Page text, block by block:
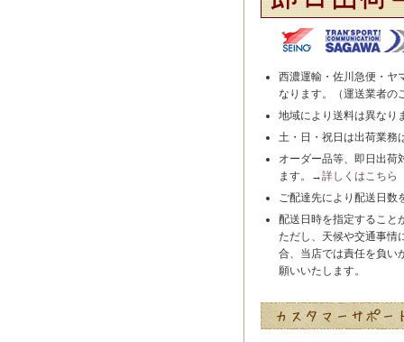
西濃運輸・佐川急便・ヤ
なります。（運送業者の
地域により送料は異なり
土・日・祝日は出荷業務
オーダー品等、即日出荷
ます。→詳しくはこちら
ご配達先により配送日数
配送日時を指定すること
ただし、天候や交通事情
合、当店では責任を負い
願いいたします。